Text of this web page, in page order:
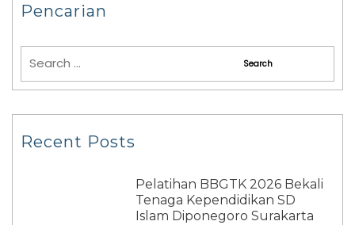
Pencarian
Recent Posts
Pelatihan BBGTK 2026 Bekali
Tenaga Kependidikan SD
Islam Diponegoro Surakarta